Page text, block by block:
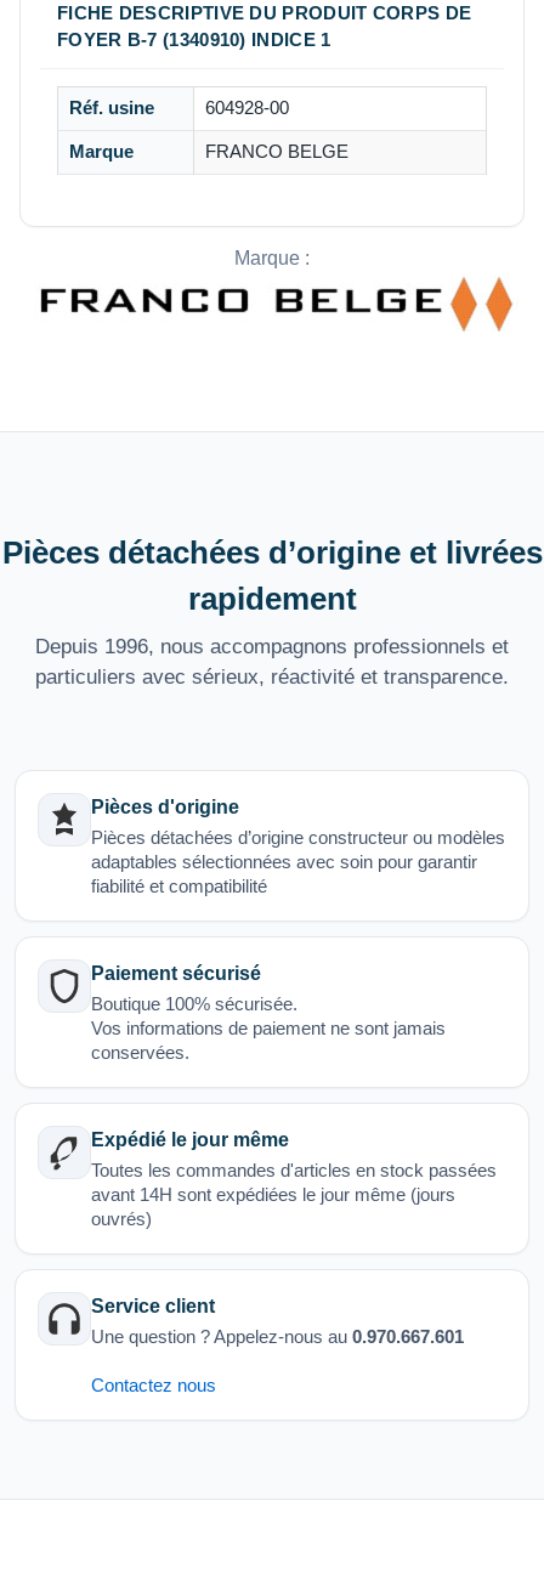
FICHE DESCRIPTIVE DU PRODUIT CORPS DE
FOYER B-7 (1340910) INDICE 1
Réf. usine 604928-00
Marque FRANCO BELGE
Marque :
Pièces détachées d’origine et livrées
rapidement
Depuis 1996, nous accompagnons professionnels et
particuliers avec sérieux, réactivité et transparence.
Pièces d'origine
Pièces détachées d’origine constructeur ou modèles
adaptables sélectionnées avec soin pour garantir
fiabilité et compatibilité
Paiement sécurisé
Boutique 100% sécurisée.
Vos informations de paiement ne sont jamais
conservées.
Expédié le jour même
Toutes les commandes d'articles en stock passées
avant 14H sont expédiées le jour même (jours
ouvrés)
Service client
Une question ? Appelez-nous au 0.970.667.601
Contactez nous